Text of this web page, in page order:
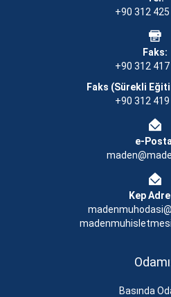
+90 312 425
Faks:
+90 312 417
Faks (Sürekli
+90 312 419
e-
Kep
Basında